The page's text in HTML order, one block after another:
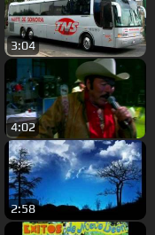
3:04
4:02
2:58